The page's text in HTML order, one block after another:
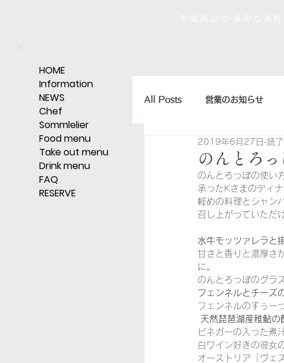
HOME
Information
NEWS
Chef
Sommlelier
Food menu
Take out menu
Drink menu
FAQ
RESERVE
All Posts 営業のお知らせ
店主のひとくちエッセイ
ｼｪﾘｰ,ｸﾞﾗｯﾊﾟ,ｳｨｽｷｰなど
そうだ、レストランへいこう
イタリア映画 その他
のんとろ
2019年6月27日 読
のんとろっぽの使い
承ったKさまのディ
軽めの料理とシャン
召し上がっていただ
水牛モッツァレラと
甘さと香りと濃厚さ
に。
のんとろっぽのグラ
フェンネルとチーズ
フェンネルのすぅー
天然琵琶湖産稚鮎の
ビネガーの入った煮
白ワイン好きの彼女
オーストリア「ヴェ